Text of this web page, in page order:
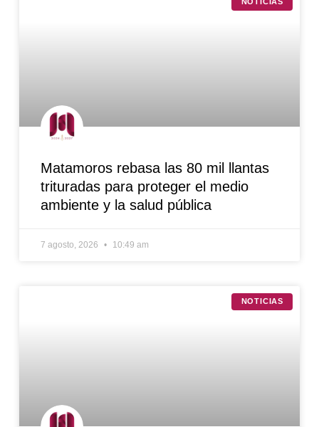
Matamoros rebasa las 80 mil llantas
trituradas para proteger el medio
ambiente y la salud pública
7 agosto, 2026 10:49 am
NOTICIAS